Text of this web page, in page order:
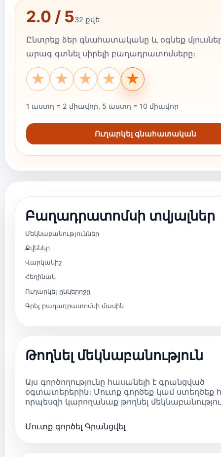
2.0 / 532 քվե
Ընտրեք ձեր գնահատականը և օգնեք
արագ գտնել սիրելի բաղադրատոմսերը։
★
★
★
★
★
1 աստղ = 2 միավոր, 5 աստղ = 10 միավոր
Ուղարկել գնահատական
Բաղադրատոմսի տվյալներ
Մեկնաբանություններ
Քվեներ
Վարկանիշ
Հեղինակ
Ուղարկել ընկերոջը
Գրել բաղադրատոմսի մասին
Թողնել մեկնաբանություն
Այս գործողությունը հասանելի է գրանցված
օգտատերերին։ Մուտք գործեք կամ ստեղծեք
որպեսզի կարողանաք թողնել
Մուտք գործել Գրանցվել